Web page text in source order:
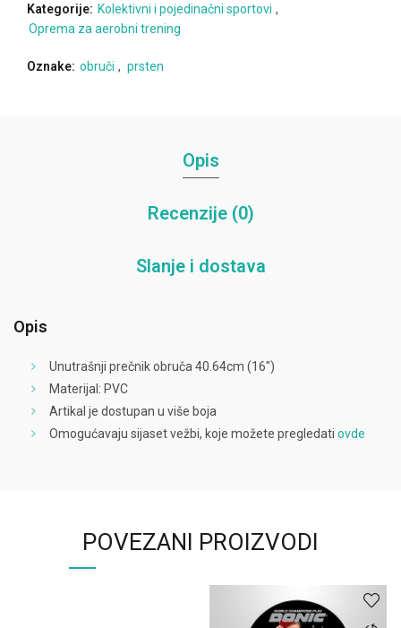
Kategorije: Kolektivni i pojedinačni sportovi ,
Oprema za aerobni trening
Oznake: obruči , prsten
Opis
Recenzije (0)
Slanje i dostava
Opis
Unutrašnji prečnik obruča 40.64cm (16″)
Materijal: PVC
Artikal je dostupan u više boja
Omogućavaju sijaset vežbi, koje možete pregledati ovde
POVEZANI PROIZVODI